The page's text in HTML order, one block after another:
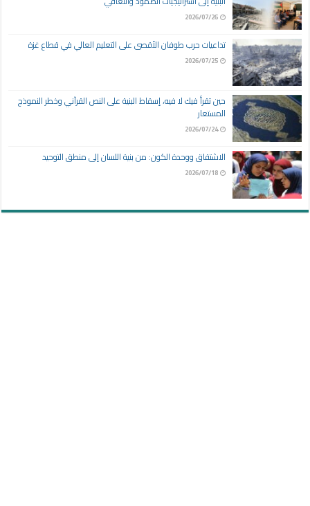
2026/07/26
تداعيات حرب طوفان الأقصى على التعليم العالي في قطاع غزة
2026/07/25
حين تقرأ فيك لا فيه، إسقاط البنية على النص القرآني وخطر النموذج
المستعار
2026/07/24
الاشتقاق ووحدة الكون: من بنية اللسان إلى منطق التوحيد
2026/07/18